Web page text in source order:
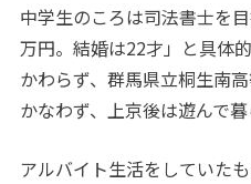
中学生のころは司法書士を
万円。結婚は22才」と具体
かわらず、群馬県立桐生南
かなわず、上京後は遊んで暮
アルバイト生活をしていた